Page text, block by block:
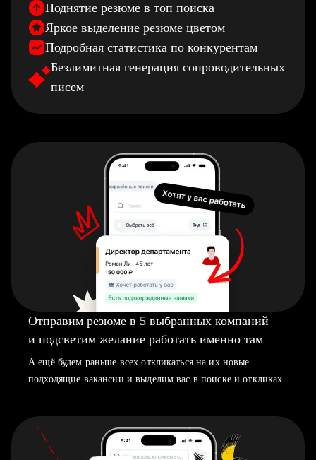
Поднятие резюме в топ поиска
Яркое выделение резюме цветом
Подробная статистика по конкурентам
Безлимитная генерация сопроводительных
писем
Отправим резюме в 5 выбранных компаний
и подсветим желание работать именно там
А ещё будем раньше всех откликаться на их новые
подходящие вакансии и выделим вас в поиске и откликах